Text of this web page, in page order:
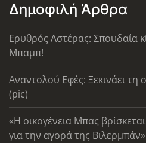
Δημοφιλή Άρθρα
Ερυθρός Αστέρας: Σπουδαία
Μπαμπ!
Αναντολού Εφές: Ξεκινάει τη
(pic)
«Η οικογένεια Μπας
για την αγορά της Βιλερμπάν»